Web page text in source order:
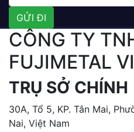
CÔNG TY
FUJIMETAL
TRỤ SỞ CHÍNH
30A, Tổ 5, KP. Tân Mai,
Nai, Việt Nam